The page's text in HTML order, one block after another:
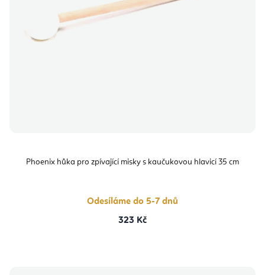
Phoenix hůka pro zpívající misky s kaučukovou hlavicí 35 cm
Odesíláme do 5-7 dnů
323 Kč